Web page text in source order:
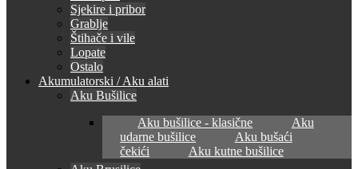
Sjekire i pribor
Grablje
Štihače i vile
Lopate
Ostalo
Akumulatorski / Aku alati
Aku Bušilice
Aku bušilice - klasične
Aku
udarne bušilice
Aku bušaći
čekići
Aku kutne bušilice